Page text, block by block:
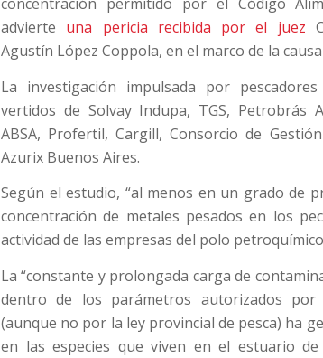
advierte una pericia recibida por el juez
Agustín López Coppola, en el marco de la causa
La investigación impulsada por
vertidos de Solvay Indupa, TGS, Petrobrás
ABSA, Profertil, Cargill, Consorcio de
Azurix Buenos Aires.
Según el estudio, “al menos en un grado de
concentración de metales pesados en los
actividad de las empresas del polo
La “constante y prolongada carga de
dentro de los parámetros autorizados por
(aunque no por la ley provincial de pesca) ha
en las especies que viven en el estuario